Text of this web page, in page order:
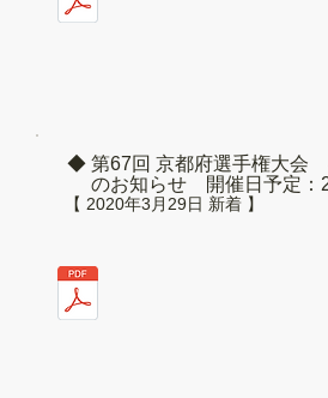
◆ 第67回 京都府選手権大会
のお知らせ 開催日予定：
【 2020年3月29日 新着 】